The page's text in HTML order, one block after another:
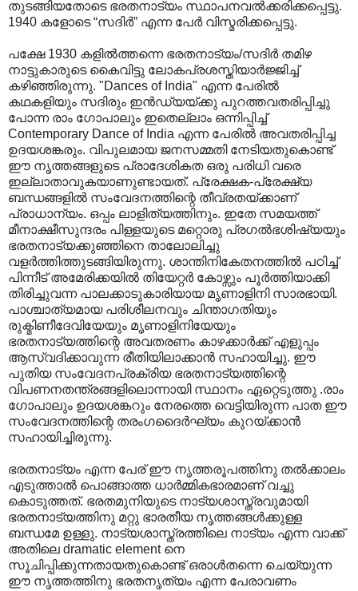
തുടങ്ങിയതോടെ ഭരതനാട്യം സ്ഥാപനവല്‍ക്കരിക്കപ്പെട്ടു.
1940 കളോടെ “സദിര്‍” എന്ന പേര്‍ വിസ്മരിക്കപ്പെട്ടു.
പക്ഷേ 1930 കളില്‍ത്തന്നെ ഭരതനാട്യം/സദിര്‍ തമിഴ
നാട്ടുകാരുടെ കൈവിട്ടു ലോകപ്രശസ്തിയാര്‍ജ്ജിച്ച്
കഴിഞ്ഞിരുന്നു. "Dances of India" എന്ന പേരില്‍
കഥകളിയും സദിരും ഇന്‍ഡ്യയ്ക്കു പുറത്തവതരിപ്പിച്ചു
പോന്ന രാം ഗോപാലും ഇതെല്ലാം ഒന്നിപ്പിച്ച്
Contemporary Dance of India എന്ന പേരില്‍ അവതരിപ്പിച്ച
ഉദയശങ്കരും. വിപുലമായ ജനസമ്മതി നേടിയതുകൊണ്ട്
ഈ നൃത്തങ്ങളുടെ പ്രാദേശികത ഒരു പരിധി വരെ
ഇല്ലാതാവുകയാണുണ്ടായത്. പ്രേക്ഷക-പ്രേക്ഷ്യ
ബന്ധങ്ങളില്‍ സംവേദനത്തിന്റെ തീവ്രതയ്ക്കാണ്
പ്രാധാന്യം. ഒപ്പം ലാളിത്യത്തിനും. ഇതേ സമയത്ത്
മീനാക്ഷീസുന്ദരം പിള്ളയുടെ മറ്റൊരു പ്രഗല്‍ഭശിഷ്യയും
ഭരതനാട്യക്കുഞ്ഞിനെ താലോലിച്ചു
വളര്‍ത്തിത്തുടങ്ങിയിരുന്നു. ശാന്തിനികേതനത്തില്‍ പഠിച്ച്
പിന്നീട് അമേരിക്കയില്‍ തിയേറ്റര്‍ കോഴ്സും പൂര്‍ത്തിയാക്കി
തിരിച്ചുവന്ന പാലക്കാടുകാരിയായ മൃണാളിനി സാരഭായി.
പാശ്ചാത്യമായ പരിശീലനവും ചിന്താഗതിയും
രുക്മിണീദേവിയേയും മൃണാളിനിയേയും
ഭരതനാട്യത്തിന്റെ അവതരണം കാഴക്കാര്‍ക്ക് എളുപ്പം
ആസ്വദിക്കാവുന്ന രീതിയിലാക്കാന്‍ സഹായിച്ചു. ഈ
പുതിയ സംവേദനപ്രക്രിയ ഭരതനാട്യത്തിന്റെ
വിപണനതന്ത്രങ്ങളിലൊന്നായി സ്ഥാനം ഏറ്റെടുത്തു .രാം
ഗോപാലും ഉദയശങ്കറും നേരത്തെ വെട്ടിയിരുന്ന പാത ഈ
സംവേദനത്തിന്റെ തരംഗദൈര്‍ഘ്യം കുറയ്ക്കാന്‍
സഹായിച്ചിരുന്നു.
ഭരതനാട്യം എന്ന പേര് ഈ നൃത്തരൂപത്തിനു തല്‍ക്കാലം
എടുത്താല്‍ പൊങ്ങാത്ത ധാര്‍മ്മികഭാരമാണ് വച്ചു
കൊടുത്തത്. ഭരതമുനിയുടെ നാട്യശാസ്ത്രവുമായി
ഭരതനാട്യത്തിനു മറ്റു ഭാരതീയ നൃത്തങ്ങള്‍ക്കുള്ള
ബന്ധമേ ഉള്ളു. നാട്യശാസ്ത്രത്തിലെ നാട്യം എന്ന വാക്ക്
അതിലെ dramatic element നെ
സൂചിപ്പിക്കുന്നതായതുകൊണ്ട് ഒരാള്‍തന്നെ ചെയ്യുന്ന
ഈ നൃത്തത്തിനു ഭരതനൃത്യം എന്ന പേരാവണം